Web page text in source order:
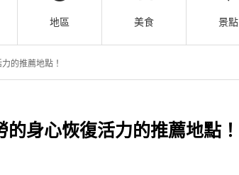
地區 美食 景點
的推薦地點！
身心恢復活力的推薦地點！